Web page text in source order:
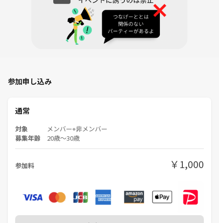
参加申し込み
通常
対象 メンバー+非メンバー
募集年齢 20歳〜30歳
参加料 ￥1,000